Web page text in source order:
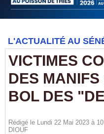
L'ACTUALITÉ AU
VICTIMES
DES
BOL DES
Rédigé le Lundi 22 Mai 2023 à
DIOUF